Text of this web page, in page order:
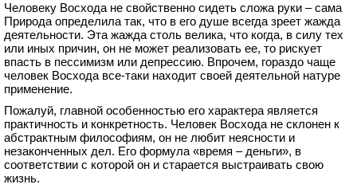
Человеку Восхода не свойственно сидеть сложа руки – сама
Природа определила так, что в его душе всегда зреет жажда
деятельности. Эта жажда столь велика, что когда, в силу тех
или иных причин, он не может реализовать ее, то рискует
впасть в пессимизм или депрессию. Впрочем, гораздо чаще
человек Восхода все-таки находит своей деятельной натуре
применение.
Пожалуй, главной особенностью его характера является
практичность и конкретность. Человек Восхода не склонен к
абстрактным философиям, он не любит неясности и
незаконченных дел. Его формула «время – деньги», в
соответствии с которой он и старается выстраивать свою
жизнь.